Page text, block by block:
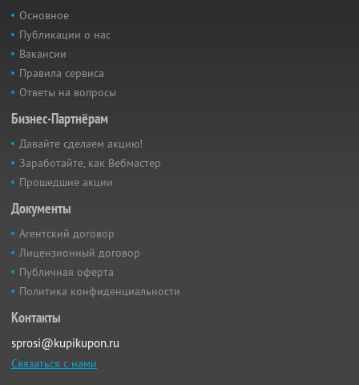
Основное
Публикации о нас
Вакансии
Правила сервиса
Ответы на вопросы
Бизнес-Партнёрам
Давайте сделаем акцию!
Заработайте, как Вебмастер
Прошедшие акции
Документы
Агентский договор
Лицензионный договор
Публичная оферта
Политика конфиденциальности
Контакты
sprosi@kupikupon.ru
Связаться с нами